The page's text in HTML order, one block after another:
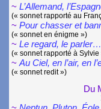
~L’Allemand,
(« sonnet rap­por­té au
~Pour chasser et
(« sonnet en énigme »)
~Le regard, le par­ler…
(« sonnet rap­por­té à Syl­vie
~Au Ciel, en l’air, en
(« sonnet re­dit »)
Du